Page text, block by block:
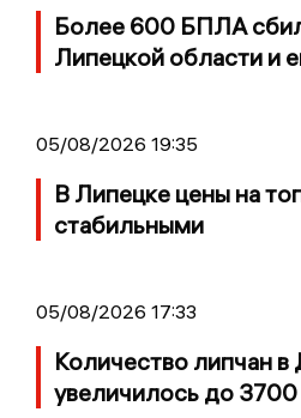
Более 600 БПЛА
Липецкой области и
05/08/2026 19:35
В Липецке цены на
стабильными
05/08/2026 17:33
Количество липчан
увеличилось до